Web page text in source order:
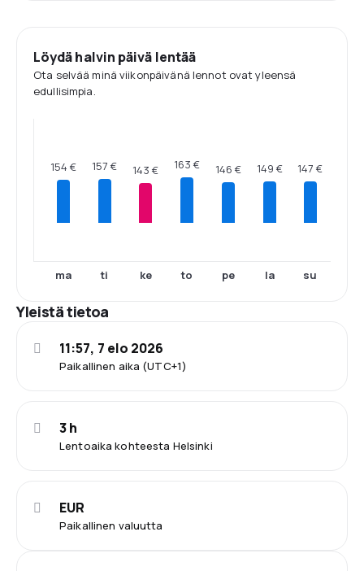
Löydä halvin päivä lentää
Ota selvää minä viikonpäivänä lennot ovat yleensä
edullisimpia.
154 €
ma
157 €
ti
143 €
ke
163 €
to
146 €
pe
149 €
la
147 €
su
Yleistä tietoa
Paikallinen aika (UTC+1)
11:57, 7 elo 2026
Lentoaika kohteesta Helsinki
3 h
Paikallinen valuutta
EUR